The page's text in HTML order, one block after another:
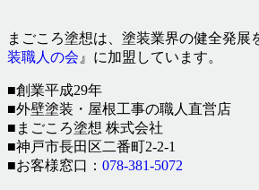
まごころ塗想は、塗装業界の健全発展
装職人の会 』に加盟しています。
■創業平成29年
■外壁塗装・屋根工事の職人直営店
■まごころ塗想 株式会社
■神戸市長田区二番町2-2-1
■お客様窓口： 078-381-5072